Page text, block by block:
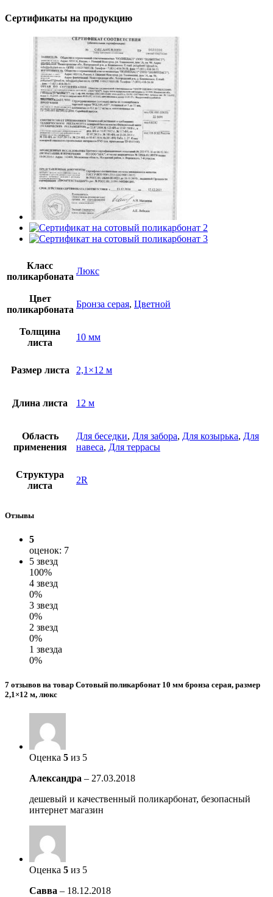
Сертификаты на продукцию
Класс
поликарбоната
Люкс
Цвет
поликарбоната
Бронза серая, Цветной
Толщина
листа
10 мм
Размер листа 2,1×12 м
Длина листа 12 м
Область
применения
Для беседки, Для забора, Для козырька, Для
навеса, Для террасы
Структура
листа
2R
Отзывы
5
оценок: 7
5 звезд
100%
4 звезд
0%
3 звезд
0%
2 звезд
0%
1 звезда
0%
7 отзывов на товар Сотовый поликарбонат 10 мм бронза серая, размер
2,1×12 м, люкс
Оценка 5 из 5
Александра – 27.03.2018
дешевый и качественный поликарбонат, безопасный
интернет магазин
Оценка 5 из 5
Савва – 18.12.2018